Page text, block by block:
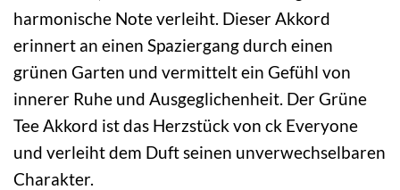
harmonische Note verleiht. Dieser Akkord
erinnert an einen Spaziergang durch einen
grünen Garten und vermittelt ein Gefühl von
innerer Ruhe und Ausgeglichenheit. Der Grüne
Tee Akkord ist das Herzstück von ck Everyone
und verleiht dem Duft seinen unverwechselbaren
Charakter.